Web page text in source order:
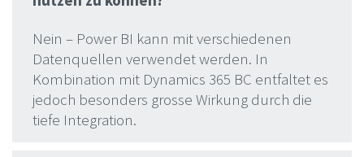
Nein – Power BI kann mit verschiedenen
Datenquellen verwendet werden. In
Kombination mit Dynamics 365 BC entfaltet es
jedoch besonders grosse Wirkung durch die
tiefe Integration.